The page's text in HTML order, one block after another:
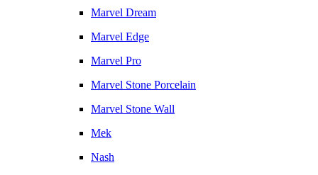
Marvel Dream
Marvel Edge
Marvel Pro
Marvel Stone Porcelain
Marvel Stone Wall
Mek
Nash